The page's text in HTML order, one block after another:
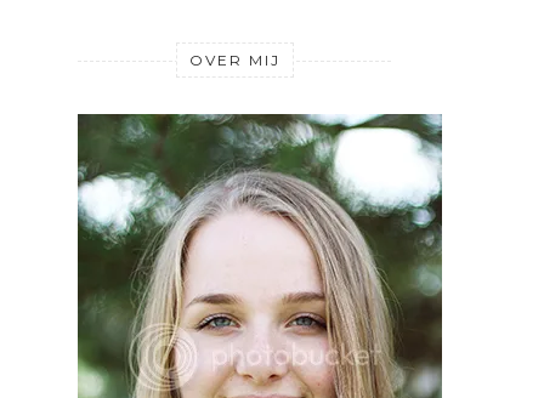
OVER MIJ